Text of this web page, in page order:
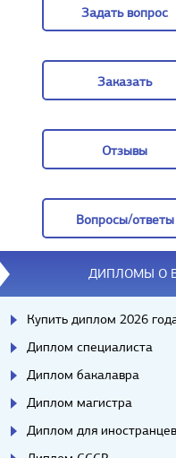
Задать вопрос
Заказать
Отзывы
Вопросы/ответы
Вопросы/ответы
ДИПЛОМЫ О
Купить диплом 2026
Диплом специалиста
Диплом бакалавра
Диплом магистра
Диплом для иностранцев